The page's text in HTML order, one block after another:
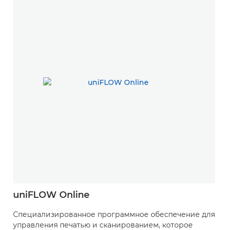
uniFLOW Online
Специализированное программное обеспечение для
управления печатью и сканированием, которое